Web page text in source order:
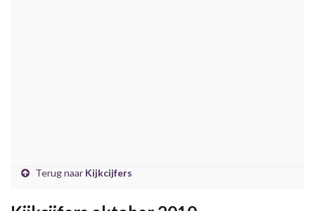
Terug naar Kijkcijfers